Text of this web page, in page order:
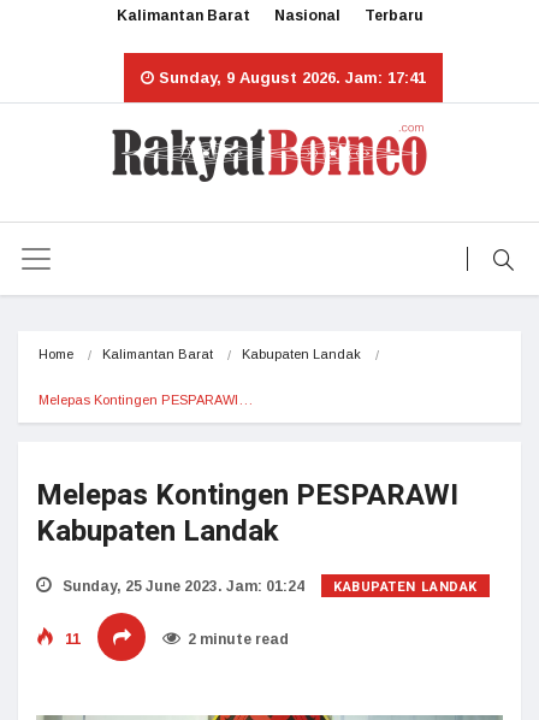
Kalimantan Barat Nasional Terbaru
Sunday, 9 August 2026. Jam: 17:41
Home Kalimantan Barat Kabupaten Landak
Melepas Kontingen PESPARAWI…
Melepas Kontingen PESPARAWI
Kabupaten Landak
Sunday, 25 June 2023. Jam: 01:24 KABUPATEN LANDAK
11 2 minute read